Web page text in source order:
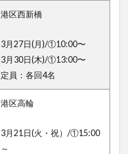
港区西新橋
3月27日(月)/①10:00〜
3月30日(木)/①13:00〜
定員：各回4名
港区高輪
3月21日(火・祝）/①15:00
～